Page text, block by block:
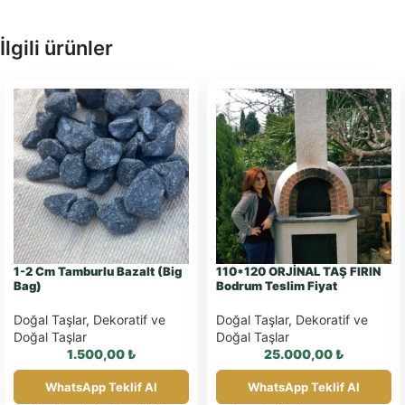
İlgili ürünler
1-2 Cm Tamburlu Bazalt (Big
Bag)
Doğal Taşlar, Dekoratif ve
Doğal Taşlar
1.500,00₺
WhatsApp Teklif Al
110*120 ORJİNAL TAŞ FIRIN
Bodrum Teslim Fiyat
Doğal Taşlar, Dekoratif ve
Doğal Taşlar
25.000,00₺
WhatsApp Teklif Al